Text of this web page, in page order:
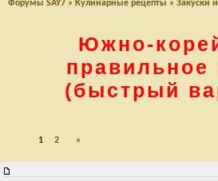
Форумы SAY7 » Кулинарные рецепты » Закуски
Южно-
правильное
(быстрый
1 2 »